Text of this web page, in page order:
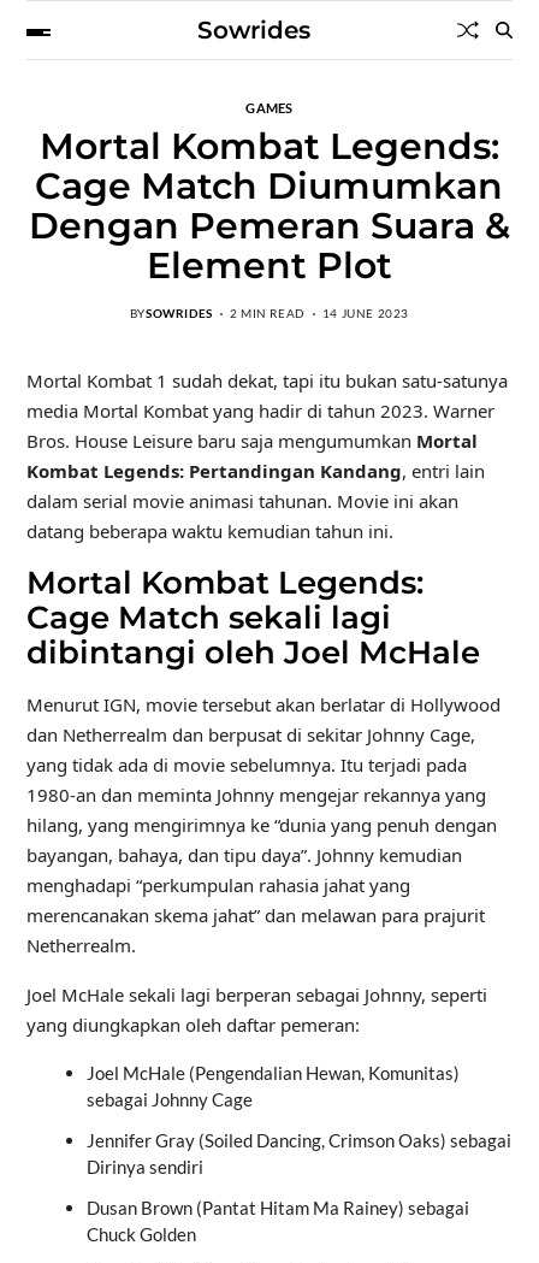
Sowrides
GAMES
Mortal Kombat Legends:
Cage Match Diumumkan
Dengan Pemeran Suara &
Element Plot
BYSOWRIDES 2 MIN READ 14 JUNE 2023
Mortal Kombat 1 sudah dekat, tapi itu bukan satu-satunya
media Mortal Kombat yang hadir di tahun 2023. Warner
Bros. House Leisure baru saja mengumumkan Mortal
Kombat Legends: Pertandingan Kandang, entri lain
dalam serial movie animasi tahunan. Movie ini akan
datang beberapa waktu kemudian tahun ini.
Mortal Kombat Legends:
Cage Match sekali lagi
dibintangi oleh Joel McHale
Menurut IGN, movie tersebut akan berlatar di Hollywood
dan Netherrealm dan berpusat di sekitar Johnny Cage,
yang tidak ada di movie sebelumnya. Itu terjadi pada
1980-an dan meminta Johnny mengejar rekannya yang
hilang, yang mengirimnya ke “dunia yang penuh dengan
bayangan, bahaya, dan tipu daya”. Johnny kemudian
menghadapi “perkumpulan rahasia jahat yang
merencanakan skema jahat” dan melawan para prajurit
Netherrealm.
Joel McHale sekali lagi berperan sebagai Johnny, seperti
yang diungkapkan oleh daftar pemeran:
Joel McHale (Pengendalian Hewan, Komunitas)
sebagai Johnny Cage
Jennifer Gray (Soiled Dancing, Crimson Oaks) sebagai
Dirinya sendiri
Dusan Brown (Pantat Hitam Ma Rainey) sebagai
Chuck Golden